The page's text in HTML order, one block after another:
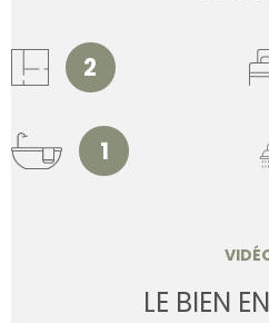
2
1
LE BIEN